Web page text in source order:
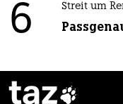
6 Streit um
taz